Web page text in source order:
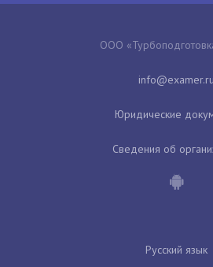
ООО
Юридические
Сведения об
Русский язык